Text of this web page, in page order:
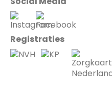
Registraties